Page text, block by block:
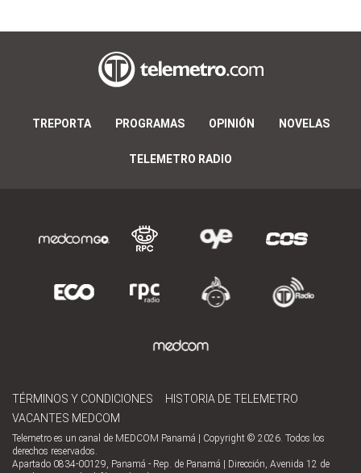
TREPORTA PROGRAMAS OPINIÓN NOVELAS
TELEMETRO RADIO
TÉRMINOS Y CONDICIONES
HISTORIA DE TELEMETRO
VACANTES MEDCOM
Telemetro es un canal de MEDCOM Panamá | Copyright © 2026. Todos los
derechos reservados.
Apartado 0834-00129, Panamá - Rep. de Panamá | Dirección, Avenida 12 de